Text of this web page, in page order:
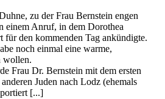
zu der Frau Bernstein engen
einem Anruf, in dem Dorothea
für den kommenden Tag ankündigte.
noch einmal eine warme,
wollen.
Frau Dr. Bernstein mit dem ersten
Juden nach Lodz (ehemals
[...]